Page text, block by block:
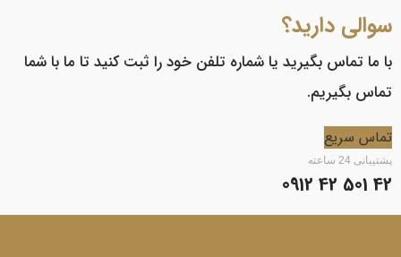
سوالی دارید؟
با ما تماس بگیرید یا شماره تلفن خود را ثبت کنید تا ما با شما
تماس بگیریم.
تماس سریع
پشتیبانی 24 ساعته
42 501 42 0912